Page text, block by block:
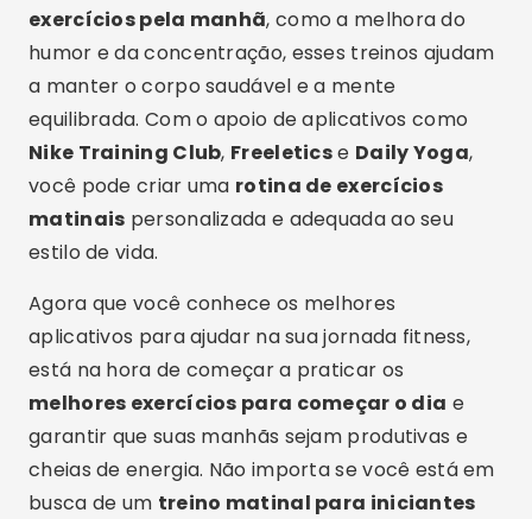
exercícios pela manhã, como a melhora do
humor e da concentração, esses treinos ajudam
a manter o corpo saudável e a mente
equilibrada. Com o apoio de aplicativos como
Nike Training Club, Freeleticse Daily Yoga,
você pode criar uma rotina de exercícios
matinais personalizada e adequada ao seu
estilo de vida.
Agora que você conhece os melhores
aplicativos para ajudar na sua jornada fitness,
está na hora de começar a praticar os
melhores exercícios para começar o dia e
garantir que suas manhãs sejam produtivas e
cheias de energia. Não importa se você está em
busca de um treino matinal para iniciantes